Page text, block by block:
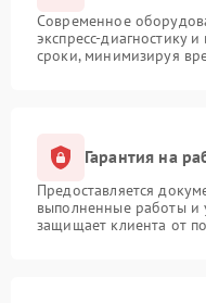
Современное
экспресс-диагностику
сроки, минимизируя
Гарантия на
Предоставляется
выполненные работы и
защищает клиента от